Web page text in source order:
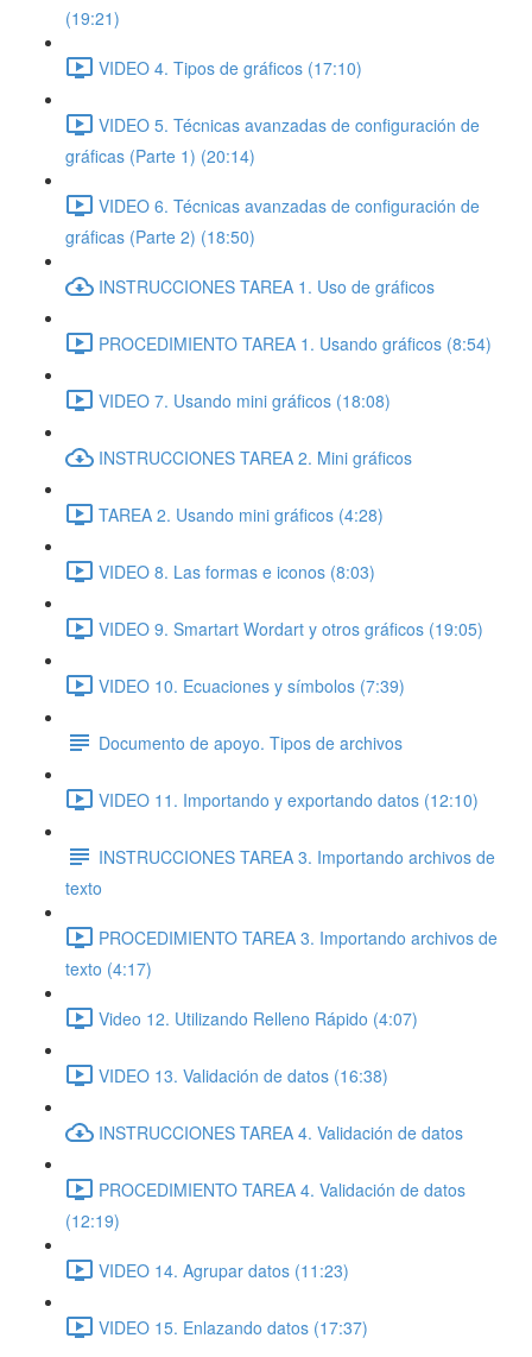
(19:21)
VIDEO 4. Tipos de gráficos (17:10)
VIDEO 5. Técnicas avanzadas de configuración de
gráficas (Parte 1) (20:14)
VIDEO 6. Técnicas avanzadas de configuración de
gráficas (Parte 2) (18:50)
INSTRUCCIONES TAREA 1. Uso de gráficos
PROCEDIMIENTO TAREA 1. Usando gráficos (8:54)
VIDEO 7. Usando mini gráficos (18:08)
INSTRUCCIONES TAREA 2. Mini gráficos
TAREA 2. Usando mini gráficos (4:28)
VIDEO 8. Las formas e iconos (8:03)
VIDEO 9. Smartart Wordart y otros gráficos (19:05)
VIDEO 10. Ecuaciones y símbolos (7:39)
Documento de apoyo. Tipos de archivos
VIDEO 11. Importando y exportando datos (12:10)
INSTRUCCIONES TAREA 3. Importando archivos de
texto
PROCEDIMIENTO TAREA 3. Importando archivos de
texto (4:17)
Video 12. Utilizando Relleno Rápido (4:07)
VIDEO 13. Validación de datos (16:38)
INSTRUCCIONES TAREA 4. Validación de datos
PROCEDIMIENTO TAREA 4. Validación de datos
(12:19)
VIDEO 14. Agrupar datos (11:23)
VIDEO 15. Enlazando datos (17:37)